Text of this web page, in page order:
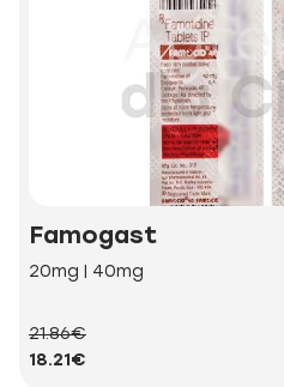
Famogast
20mg | 40mg
21.86€
18.21€